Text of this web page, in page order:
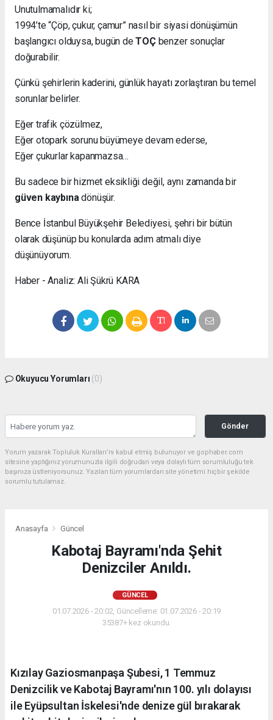
Unutulmamalıdır ki;
1994’te “Çöp, çukur, çamur” nasıl bir siyasi dönüşümün
başlangıcı olduysa, bugün deTOÇbenzer sonuçlar
doğurabilir.
Çünkü şehirlerin kaderini, günlük hayatı zorlaştıran bu temel
sorunlar belirler.
Eğer trafik çözülmez,
Eğer otopark sorunu büyümeye devam ederse,
Eğer çukurlar kapanmazsa…
Bu sadece bir hizmet eksikliği değil, aynı zamanda bir
güven kaybınadönüşür.
Bence İstanbul Büyükşehir Belediyesi, şehri bir bütün
olarak düşünüp bu konularda adım atmalı diye
düşünüyorum.
Haber - Analiz: Ali Şükrü KARA
Okuyucu Yorumları (0)
Gönder
Yorum yazarak Topluluk Kuralları’nı kabul etmiş bulunuyor ve gophaber.com
sitesine yaptığınız yorumunuzla ilgili doğrudan veya dolaylı tüm sorumluluğu tek
başınıza üstleniyorsunuz. Yazılan tüm yorumlardan site yönetimi hiçbir şekilde
sorumlu tutulamaz.
Anasayfa Güncel
Kabotaj Bayramı'nda Şehit
Denizciler Anıldı.
GÜNCEL
01.07.2026 - 20:02, Güncelleme: 01.07.2026 - 20:19
35387+ kez okundu.
Kızılay Gaziosmanpaşa Şubesi, 1 Temmuz
Denizcilik ve Kabotaj Bayramı'nın 100. yılı dolayısı
ile Eyüpsultan İskelesi'nde denize gül bırakarak